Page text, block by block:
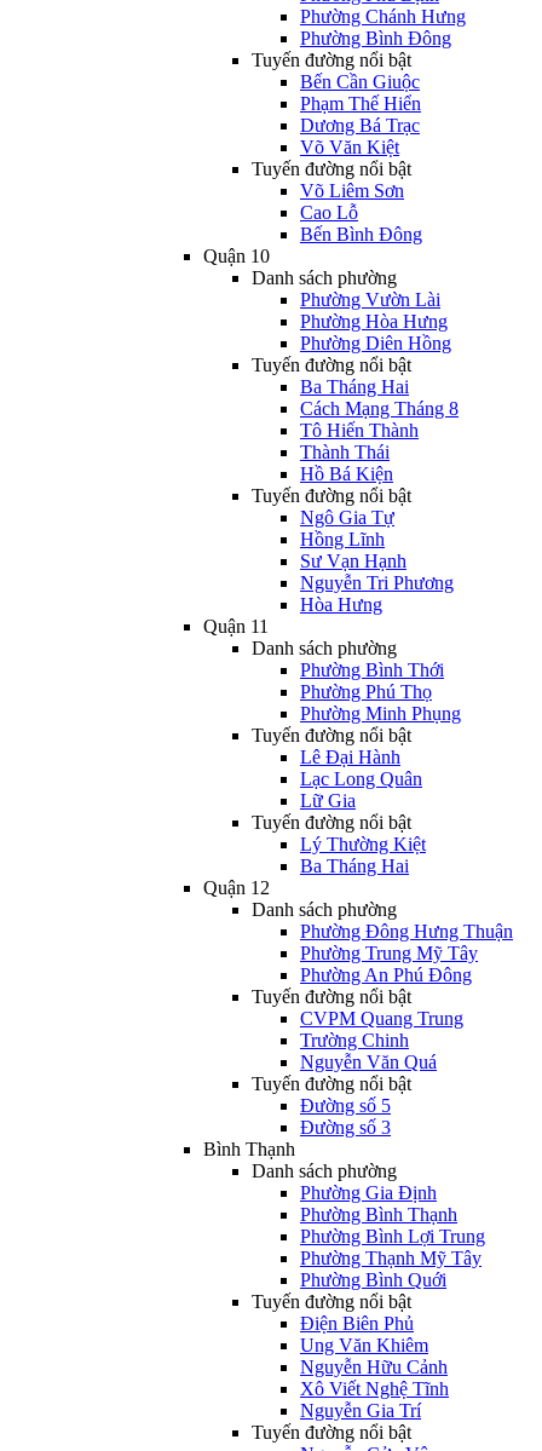
Phường Chánh Hưng
Phường Bình Đông
Tuyến đường nổi bật
Bến Cần Giuộc
Phạm Thế Hiển
Dương Bá Trạc
Võ Văn Kiệt
Tuyến đường nổi bật
Võ Liêm Sơn
Cao Lỗ
Bến Bình Đông
Quận 10
Danh sách phường
Phường Vườn Lài
Phường Hòa Hưng
Phường Diên Hồng
Tuyến đường nổi bật
Ba Tháng Hai
Cách Mạng Tháng 8
Tô Hiến Thành
Thành Thái
Hồ Bá Kiện
Tuyến đường nổi bật
Ngô Gia Tự
Hồng Lĩnh
Sư Vạn Hạnh
Nguyễn Tri Phương
Hòa Hưng
Quận 11
Danh sách phường
Phường Bình Thới
Phường Phú Thọ
Phường Minh Phụng
Tuyến đường nổi bật
Lê Đại Hành
Lạc Long Quân
Lữ Gia
Tuyến đường nổi bật
Lý Thường Kiệt
Ba Tháng Hai
Quận 12
Danh sách phường
Phường Đông Hưng Thuận
Phường Trung Mỹ Tây
Phường An Phú Đông
Tuyến đường nổi bật
CVPM Quang Trung
Trường Chinh
Nguyễn Văn Quá
Tuyến đường nổi bật
Đường số 5
Đường số 3
Bình Thạnh
Danh sách phường
Phường Gia Định
Phường Bình Thạnh
Phường Bình Lợi Trung
Phường Thạnh Mỹ Tây
Phường Bình Quới
Tuyến đường nổi bật
Điện Biên Phủ
Ung Văn Khiêm
Nguyễn Hữu Cảnh
Xô Viết Nghệ Tĩnh
Nguyễn Gia Trí
Tuyến đường nổi bật